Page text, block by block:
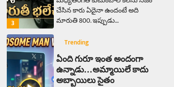
3
చేసిన కారు ఏదైనా ఉందంటే అది
మారుతి 800. ఇప్పుడు…
Trending
ఏంది గురూ ఇంత అందంగా
ఉన్నాడు…అమ్మాయిలే కాదు
అబ్బాయిలు సైతం